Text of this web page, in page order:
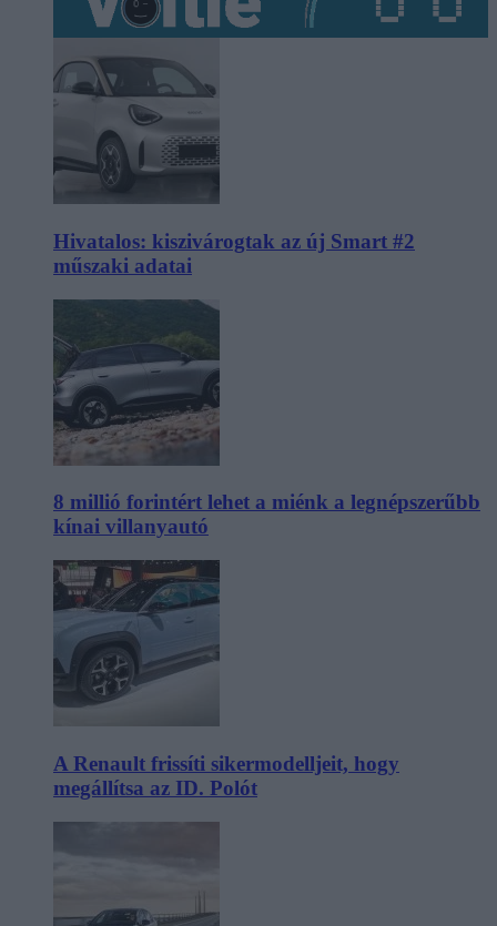
Hivatalos: kiszivárogtak az új Smart #2
műszaki adatai
8 millió forintért lehet a miénk a legnépszerűbb
kínai villanyautó
A Renault frissíti sikermodelljeit, hogy
megállítsa az ID. Polót